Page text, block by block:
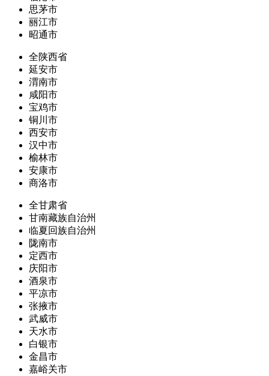
思茅市
丽江市
昭通市
全陕西省
延安市
渭南市
咸阳市
宝鸡市
铜川市
西安市
汉中市
榆林市
安康市
商洛市
全甘肃省
甘南藏族自治州
临夏回族自治州
陇南市
定西市
庆阳市
酒泉市
平凉市
张掖市
武威市
天水市
白银市
金昌市
嘉峪关市